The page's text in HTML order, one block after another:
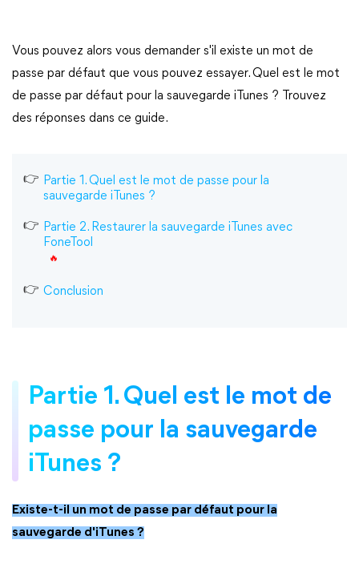
Vous pouvez alors vous demander s'il existe un mot de
passe par défaut que vous pouvez essayer. Quel est le mot
de passe par défaut pour la sauvegarde iTunes ? Trouvez
des réponses dans ce guide.
Partie 1. Quel est le mot de passe pour la
sauvegarde iTunes ?
Partie 2. Restaurer la sauvegarde iTunes avec
FoneTool
Conclusion
Partie 1. Quel est le mot de
passe pour la sauvegarde
iTunes ?
Existe-t-il un mot de passe par défaut pour la
sauvegarde d'iTunes ?